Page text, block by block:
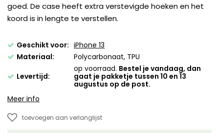
goed. De case heeft extra verstevigde hoeken en het
koord is in lengte te verstellen.
Geschikt voor: iPhone 13
Materiaal:
Polycarbonaat, TPU
Levertijd:
op voorraad. Bestel je vandaag, dan
gaat je pakketje tussen 10 en 13
augustus op de post.
Meer info
toevoegen aan verlanglijst